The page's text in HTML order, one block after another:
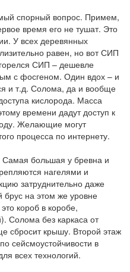
спорный вопрос. Примем,
время его не тушат. Это
У всех деревянных
равен, но вот СИП
СИП – дешевле
с фосгеном. Один вдох – и
и т.д. Солома, да и вообще
кислорода. Масса
времени дадут доступ к
Желающие могут
процесса по интернету.
Самая большая у бревна и
нагелями и
затруднительно даже
на этом же уровне
короб в коробе,
Солома без каркаса от
сбросит крышу. Второй этаж
сейсмоустойчивости в
всех технологий.